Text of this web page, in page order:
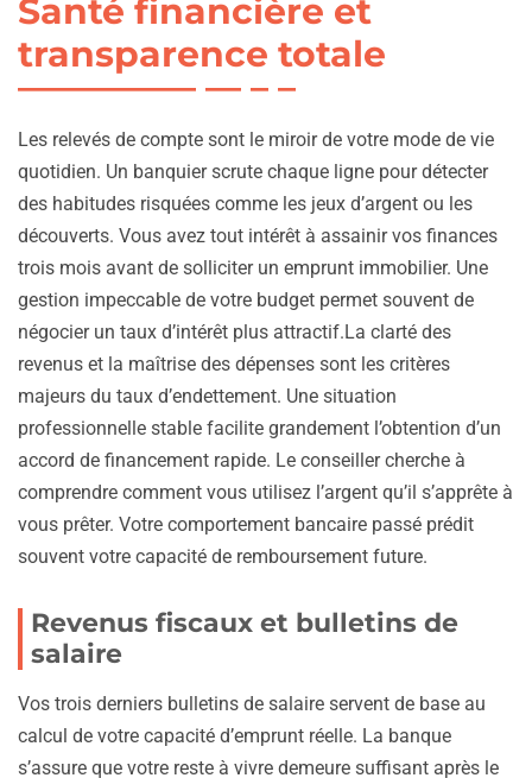
Santé financière et
transparence totale
Les relevés de compte sont le miroir de votre mode de vie
quotidien. Un banquier scrute chaque ligne pour détecter
des habitudes risquées comme les jeux d’argent ou les
découverts. Vous avez tout intérêt à assainir vos finances
trois mois avant de solliciter un emprunt immobilier. Une
gestion impeccable de votre budget permet souvent de
négocier un taux d’intérêt plus attractif.La clarté des
revenus et la maîtrise des dépenses sont les critères
majeurs du taux d’endettement. Une situation
professionnelle stable facilite grandement l’obtention d’un
accord de financement rapide. Le conseiller cherche à
comprendre comment vous utilisez l’argent qu’il s’apprête à
vous prêter. Votre comportement bancaire passé prédit
souvent votre capacité de remboursement future.
Revenus fiscaux et bulletins de
salaire
Vos trois derniers bulletins de salaire servent de base au
calcul de votre capacité d’emprunt réelle. La banque
s’assure que votre reste à vivre demeure suffisant après le